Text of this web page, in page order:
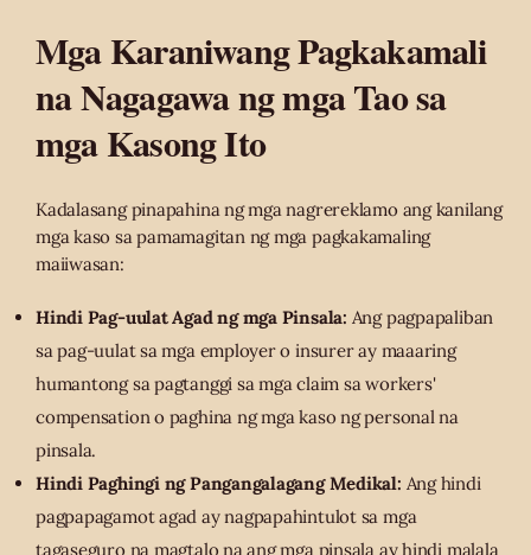
Mga Karaniwang Pagkakamali
na Nagagawa ng mga Tao sa
mga Kasong Ito
Kadalasang pinapahina ng mga nagrereklamo ang kanilang
mga kaso sa pamamagitan ng mga pagkakamaling
maiiwasan:
Hindi Pag-uulat Agad ng mga Pinsala: Ang pagpapaliban
sa pag-uulat sa mga employer o insurer ay maaaring
humantong sa pagtanggi sa mga claim sa workers'
compensation o paghina ng mga kaso ng personal na
pinsala.
Hindi Paghingi ng Pangangalagang Medikal: Ang hindi
pagpapagamot agad ay nagpapahintulot sa mga
tagaseguro na magtalo na ang mga pinsala ay hindi malala